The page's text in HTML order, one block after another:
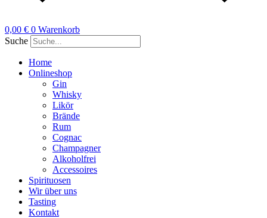
0,00 € 0 Warenkorb
Suche
Home
Onlineshop
Gin
Whisky
Likör
Brände
Rum
Cognac
Champagner
Alkoholfrei
Accessoires
Spirituosen
Wir über uns
Tasting
Kontakt